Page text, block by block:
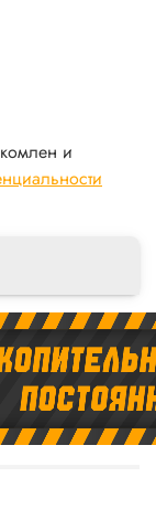
и